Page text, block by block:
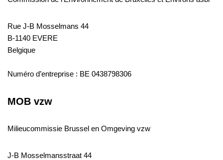
Rue J-B Mosselmans 44
B-1140 EVERE
Belgique
Numéro d’entreprise : BE 0438798306
MOB vzw
Milieucommissie Brussel en Omgeving vzw
J-B Mosselmansstraat 44